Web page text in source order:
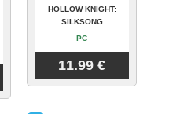
HOLLOW KNIGHT:
SILKSONG
PC
11.99 €